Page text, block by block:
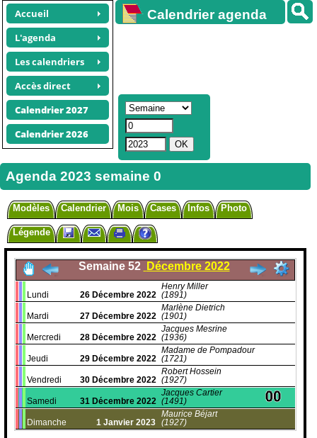
Accueil
L'agenda
Les calendriers
Accès direct
Calendrier 2027
Calendrier 2026
Calendrier agenda
Agenda 2023 semaine 0
Modèles Calendrier Mois Cases Infos Photo
Légende
Semaine 52 Décembre 2022
Lundi 26 Décembre 2022
Henry Miller
(1891)
Mardi 27 Décembre 2022
Marlène Dietrich
(1901)
Mercredi 28 Décembre 2022
Jacques Mesrine
(1936)
Jeudi 29 Décembre 2022
Madame de Pompadour
(1721)
Vendredi 30 Décembre 2022
Robert Hossein
(1927)
Samedi 31 Décembre 2022
Jacques Cartier
(1491)
Dimanche 1 Janvier 2023
Maurice Béjart
(1927)